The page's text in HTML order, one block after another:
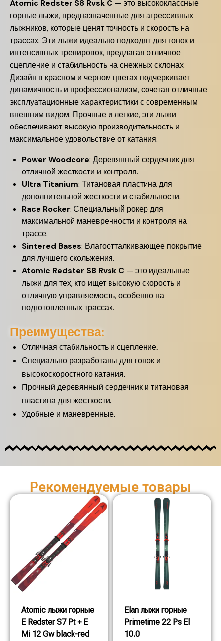
Atomic Redster S8 Rvsk C — это высококлассные
горные лыжи, предназначенные для агрессивных
лыжников, которые ценят точность и скорость на
трассах. Эти лыжи идеально подходят для гонок и
интенсивных тренировок, предлагая отличное
сцепление и стабильность на снежных склонах.
Дизайн в красном и черном цветах подчеркивает
динамичность и профессионализм, сочетая отличные
эксплуатационные характеристики с современным
внешним видом. Прочные и легкие, эти лыжи
обеспечивают высокую производительность и
максимальное удовольствие от катания.
Power Woodcore: Деревянный сердечник для
отличной жесткости и контроля.
Ultra Titanium: Титановая пластина для
дополнительной жесткости и стабильности.
Race Rocker: Специальный рокер для
максимальной маневренности и контроля на
трассе.
Sintered Bases: Влагоотталкивающее покрытие
для лучшего скольжения.
Atomic Redster S8 Rvsk C — это идеальные
лыжи для тех, кто ищет высокую скорость и
отличную управляемость, особенно на
подготовленных трассах.
Преимущества:
Отличная стабильность и сцепление.
Специально разработаны для гонок и
высокоскоростного катания.
Прочный деревянный сердечник и титановая
пластина для жесткости.
Удобные и маневренные.
Рекомендуемые товары
Atomic лыжи горные
E Redster S7 Pt + E
Mi 12 Gw black-red
Elan лыжи горные
Primetime 22 Ps El
10.0